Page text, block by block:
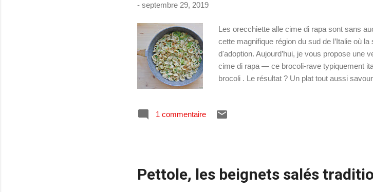
- septembre 29, 2019
Les orecchiette alle cime di rapa sont sans
cette magnifique région du sud de l’Italie où
d'adoption. Aujourd’hui, je vous propose une
cime di rapa — ce brocoli-rave typiquement
brocoli . Le résultat ? Un plat tout aussi
fusilli aux brocolis et à la pancetta . 💡 Ces
1 commentaire
Pettole, les beignets salés